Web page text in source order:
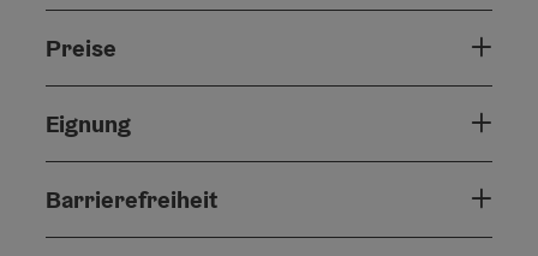
Preise
Eignung
Barrierefreiheit